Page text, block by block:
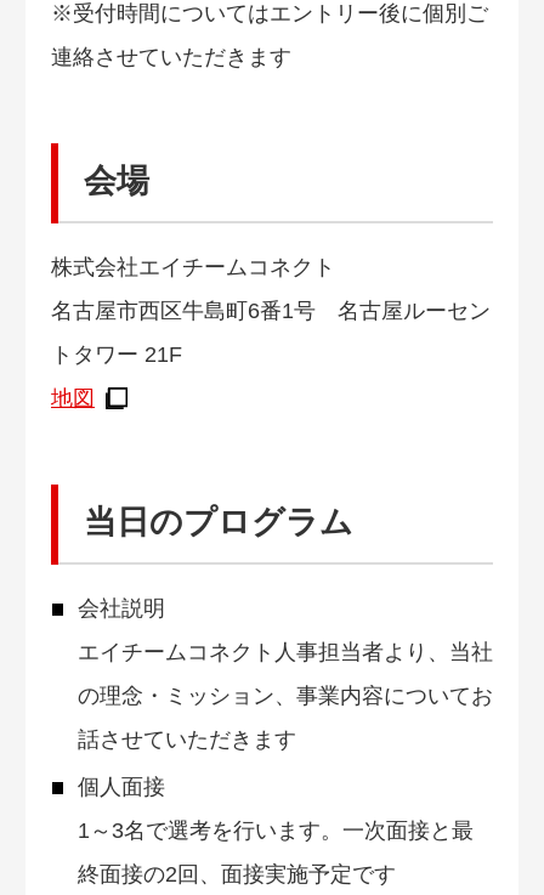
※受付時間についてはエントリー後に個別ご
連絡させていただきます
会場
株式会社エイチームコネクト
名古屋市西区牛島町6番1号 名古屋ルーセン
トタワー 21F
地図
当日のプログラム
会社説明
エイチームコネクト人事担当者より、当社
の理念・ミッション、事業内容についてお
話させていただきます
個人面接
1～3名で選考を行います。一次面接と最
終面接の2回、面接実施予定です